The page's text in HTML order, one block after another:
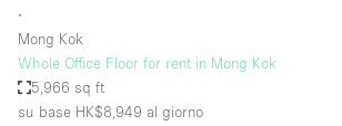
Atelier / Laboratorio
∙
Mong Kok
Whole Office Floor for rent in Mong Kok
5,966 sq ft
su base HK$8,949 al giorno